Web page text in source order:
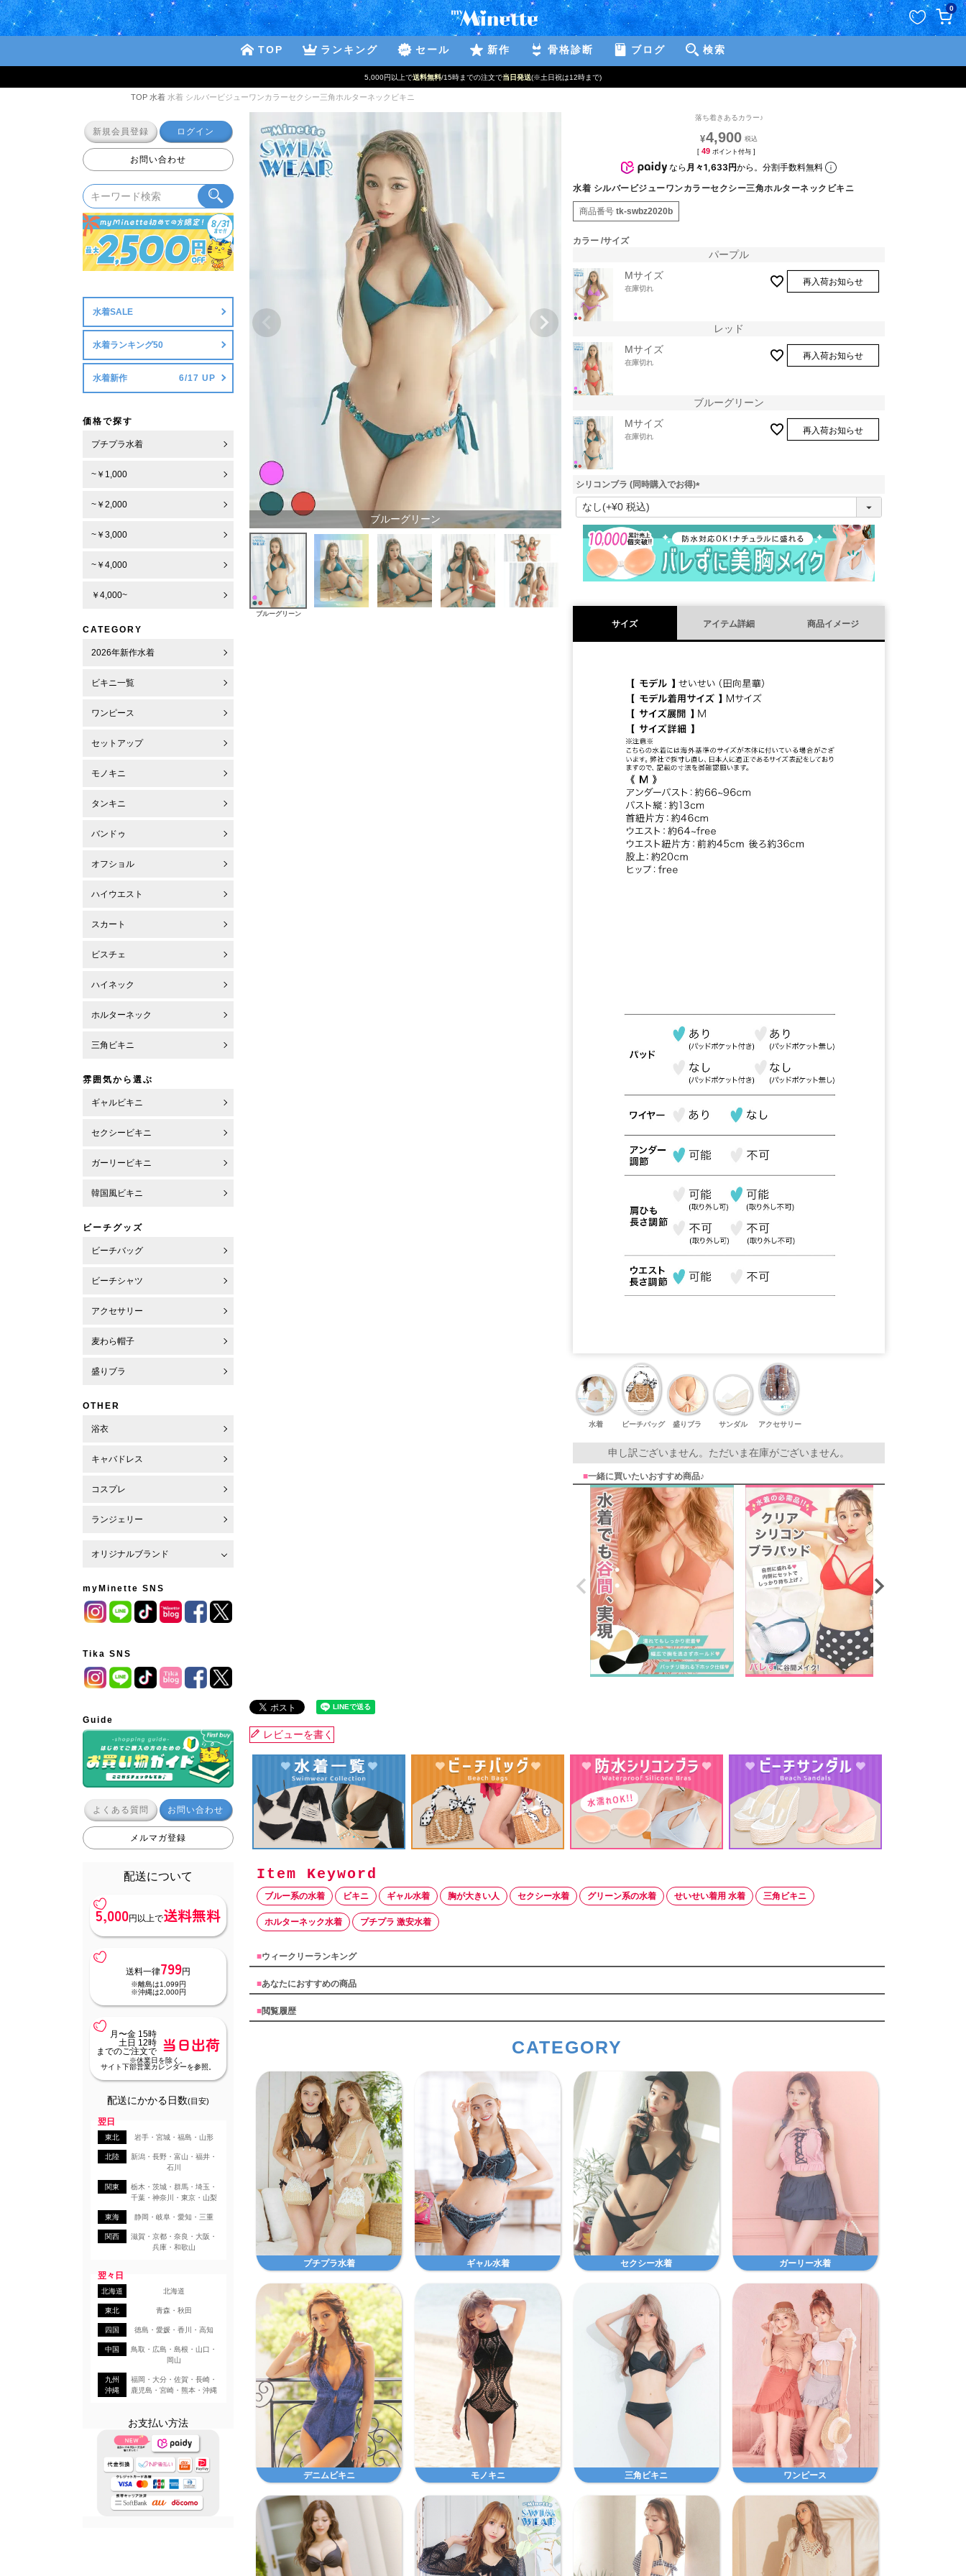
0
TOP ランキング セール 新作 骨格診断 ブログ 検索
5,000円以上で送料無料/15時までの注文で当日発送(※土日祝は12時まで)
TOP 水着 水着 シルバービジューワンカラーセクシー三角ホルターネックビキニ
新規会員登録 ログイン
お問い合わせ
水着SALE
水着ランキング50
水着新作
価格で探す
プチプラ水着
~￥1,000
~￥2,000
~￥3,000
~￥4,000
￥4,000~
CATEGORY
2026年新作水着
ビキニ一覧
ワンピース
セットアップ
モノキニ
タンキニ
バンドゥ
オフショル
ハイウエスト
スカート
ビスチェ
ハイネック
ホルターネック
三角ビキニ
雰囲気から選ぶ
ギャルビキニ
セクシービキニ
ガーリービキニ
韓国風ビキニ
ビーチグッズ
ビーチバッグ
ビーチシャツ
アクセサリー
麦わら帽子
盛りブラ
OTHER
浴衣
キャバドレス
コスプレ
ランジェリー
オリジナルブランド
myMinette SNS
Tika SNS
Guide
よくある質問 お問い合わせ
メルマガ登録
配送について
5,000円以上で送料無料
送料一律799円
※離島は1,099円
※沖縄は2,000円
月〜金 15時
土日 12時
までのご注文で
当日出荷
※休業日を除く。
サイト下部営業カレンダーを参照。
配送にかかる日数(目安)
翌日
東北 岩手・宮城・福島・山形
北陸
新潟・長野・富山・福井・
石川
関東
栃木・茨城・群馬・埼玉・
千葉・神奈川・東京・山梨
東海 静岡・岐阜・愛知・三重
関西
滋賀・京都・奈良・大阪・
兵庫・和歌山
翌々日
北海道 北海道
東北 青森・秋田
四国 徳島・愛媛・香川・高知
中国
鳥取・広島・島根・山口・
岡山
九州
沖縄
福岡・大分・佐賀・長崎・
鹿児島・宮崎・熊本・沖縄
お支払い方法
ブルーグリーン
ブルーグリーン
落ち着きあるカラー♪
¥4,900
[ 49 ポイント付与 ]
なら 月々1,633円から。分割手数料無料
水着 シルバービジューワンカラーセクシー三角ホルターネックビキニ
商品番号 tk-swbz2020b
カラー サイズ
パープル
Mサイズ
在庫切れ
再入荷お知らせ
レッド
Mサイズ
在庫切れ
再入荷お知らせ
ブルーグリーン
Mサイズ
在庫切れ
再入荷お知らせ
シリコンブラ (同時購入でお得)
(
須
)
サイズ アイテム詳細 商品イメージ
水着 ビーチバッグ 盛りブラ サンダル アクセサリー
申し訳ございません。ただいま在庫がございません。
■一緒に買いたいおすすめ商品♪
レビューを書く
ブルー系の水着 ビキニ ギャル水着 胸が大きい人 セクシー水着 グリーン系の水着 せいせい着用 水着 三角ビキニ
ホルターネック水着 プチプラ 激安水着
■ウィークリーランキング
■あなたにおすすめの商品
■閲覧履歴
CATEGORY
プチプラ水着 ギャル水着 セクシー水着 ガーリー水着
デニムビキニ モノキニ 三角ビキニ ワンピース
ペー
ジト
ップ